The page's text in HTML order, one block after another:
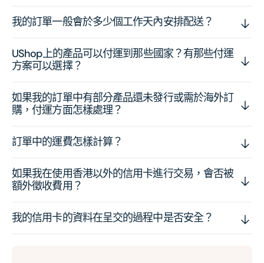
我的訂單一般會於多少個工作天內安排配送？
UShop上的產品可以付運到那些國家？有那些付運
方案可以選擇？
如果我的訂單中有部分產品還未發行或需於海外訂
購，付運方面怎樣處理？
訂單中的運費怎樣計算？
如果我在使用香港以外的信用卡進行交易，會否被
額外徵收費用？
我的信用卡的資料在呈交的過程中是否安全？